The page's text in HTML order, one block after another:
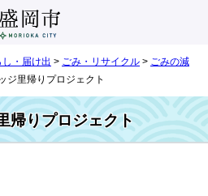
し・届け出 > ごみ・リサイクル > ごみの減
ジ里帰りプロジェクト
帰りプロジェクト